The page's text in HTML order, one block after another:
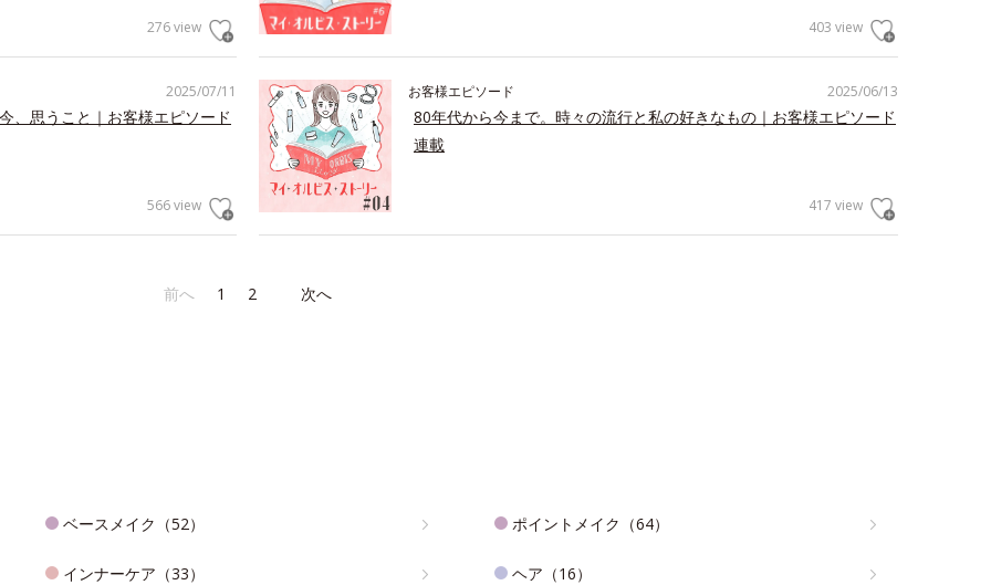
276 view 403 view
2025/07/11
、思うこと｜お客様エピソード
566 view
2025/06/13
お客様エピソード
80年代から今まで。時々の流行と私の好きなもの｜お客様エピソード
連載
417 view
前へ 1 2 次へ
ベースメイク（52） ポイントメイク（64）
インナーケア（33） ヘア（16）